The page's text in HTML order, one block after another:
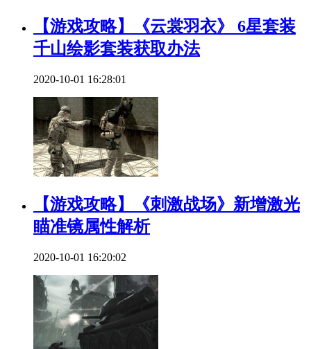
【游戏攻略】《云裳羽衣》 6星套装
千山绘影套装获取办法
2020-10-01 16:28:01
【游戏攻略】《刺激战场》新增激光
瞄准镜属性解析
2020-10-01 16:20:02